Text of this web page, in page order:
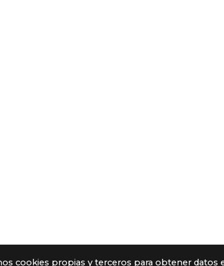
cookies propias y terceros para obtener datos